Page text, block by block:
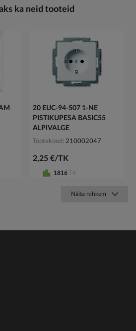
ka neid tooteid
20 EUC-94-507 1-NE
PISTIKUPESA BASIC55
ALPIVALGE
Tootekood 210002047
2,25 €/TK
1816 TK
Näita rohkem